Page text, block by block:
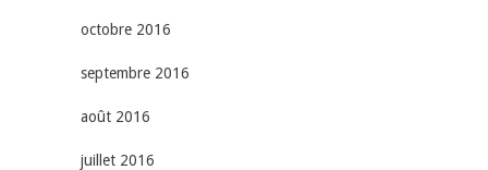
octobre 2016
septembre 2016
août 2016
juillet 2016